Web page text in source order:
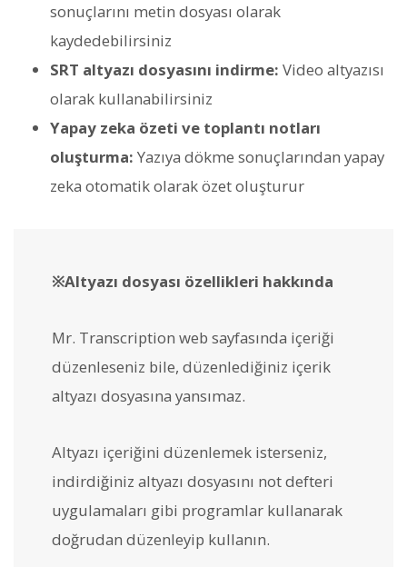
sonuçlarını metin dosyası olarak
kaydedebilirsiniz
SRT altyazı dosyasını indirme: Video altyazısı
olarak kullanabilirsiniz
Yapay zeka özeti ve toplantı notları
oluşturma: Yazıya dökme sonuçlarından yapay
zeka otomatik olarak özet oluşturur
※Altyazı dosyası özellikleri hakkında
Mr. Transcription web sayfasında içeriği
düzenleseniz bile, düzenlediğiniz içerik
altyazı dosyasına yansımaz.
Altyazı içeriğini düzenlemek isterseniz,
indirdiğiniz altyazı dosyasını not defteri
uygulamaları gibi programlar kullanarak
doğrudan düzenleyip kullanın.